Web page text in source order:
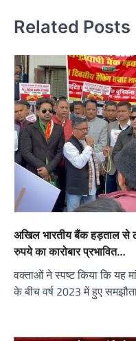
Related Posts
अखिल भारतीय बैंक हड़ताल से
रुपये का कारोबार प्रभावित…
वक्ताओं ने स्पष्ट किया कि यह
के बीच वर्ष 2023 में हुए